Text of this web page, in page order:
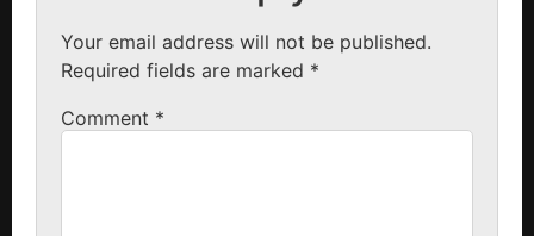
Your email address will not be published.
Required fields are marked *
Comment *